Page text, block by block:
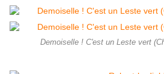
Demoiselle ! C'est un Leste vert